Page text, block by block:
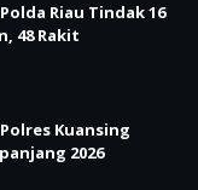
Riau Tindak 16
48 Rakit
Kuansing
2026